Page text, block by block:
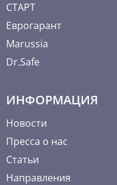
СТАРТ
Еврогарант
Marussia
Dr.Safe
ИНФОРМАЦИЯ
Новости
Пресса о нас
Статьи
Направления